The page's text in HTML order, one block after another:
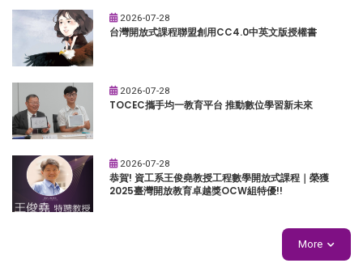
2026-07-28
台灣開放式課程聯盟創用CC4.0中英文版授權書
2026-07-28
TOCEC攜手均一教育平台 推動數位學習新未來
2026-07-28
恭賀! 資工系王俊堯教授工程數學開放式課程｜榮獲
2025臺灣開放教育卓越獎OCW組特優!!
More